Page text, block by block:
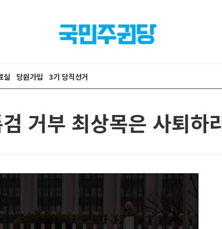
실 당원가입 3기 당직선거
거부 최상목은 사퇴하